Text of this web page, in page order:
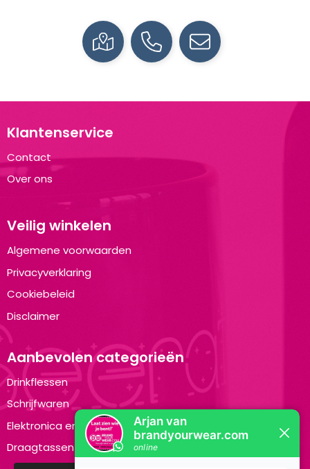
Klantenservice
Contact
Over ons
Veilig winkelen
Algemene voorwaarden
Privacyverklaring
Cookiebeleid
Disclaimer
Aanbevolen categorieën
Drinkflessen
Schrijfwaren
Elektronica en Gadgets
Draagtassen